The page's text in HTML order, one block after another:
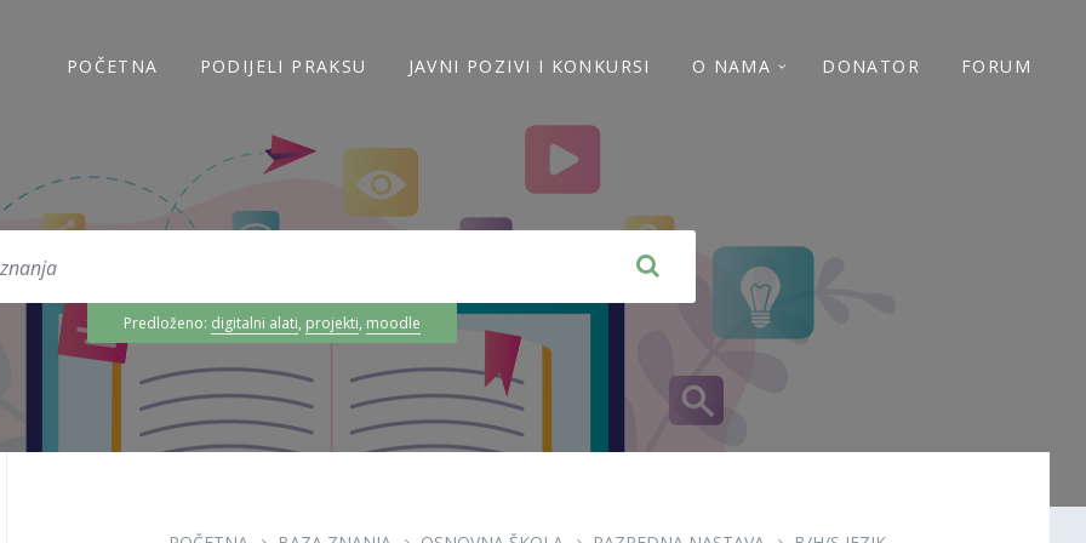
POČETNA PODIJELI PRAKSU JAVNI POZIVI I KONKURSI O NAMA DONATOR FORUM
Predloženo: digitalni alati, projekti, moodle